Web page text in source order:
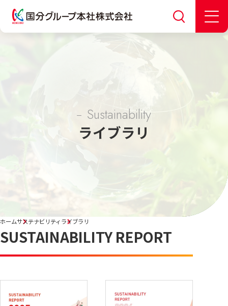
Sustainability
ライブラリ
ホームサステナビリティライブラリ
SUSTAINABILITY REPORT